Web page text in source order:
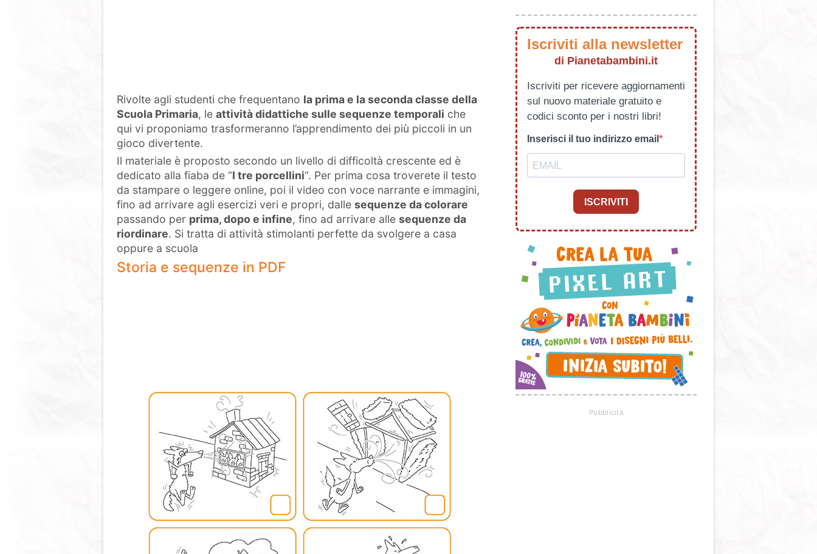
Rivolte agli studenti che frequentano la prima e la seconda classe della
Scuola Primaria, le attività didattiche sulle sequenze temporali che
qui vi proponiamo trasformeranno l’apprendimento dei più piccoli in un
gioco divertente.
Il materiale è proposto secondo un livello di difficoltà crescente ed è
dedicato alla fiaba de “I tre porcellini“. Per prima cosa troverete il testo
da stampare o leggere online, poi il video con voce narrante e immagini,
fino ad arrivare agli esercizi veri e propri, dalle sequenze da colorare
passando per prima, dopo e infine, fino ad arrivare alle sequenze da
riordinare. Si tratta di attività stimolanti perfette da svolgere a casa
oppure a scuola
Storia e sequenze in PDF
Iscriviti alla newsletter
di Pianetabambini.it
Iscriviti per ricevere aggiornamenti
sul nuovo materiale gratuito e
codici sconto per i nostri libri!
Inserisci il tuo indirizzo email
ISCRIVITI